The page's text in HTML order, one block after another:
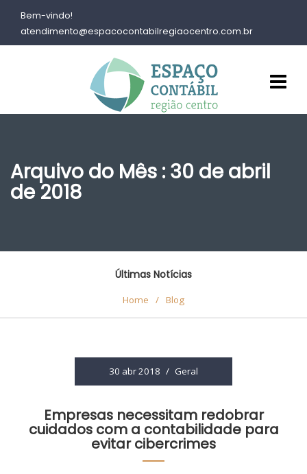
Bem-vindo!
atendimento@espacocontabilregiaocentro.com.br
Arquivo do Mês : 30 de abril
de 2018
Últimas Notícias
Home / Blog
30 abr 2018 / Geral
Empresas necessitam redobrar
cuidados com a contabilidade para
evitar cibercrimes